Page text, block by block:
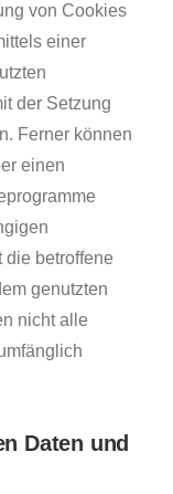
von Cookies
einer
der Setzung
Ferner können
einen
die betroffene
genutzten
nicht alle
Daten und